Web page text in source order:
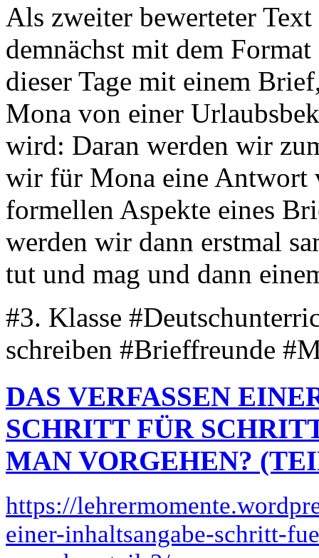
Als zweiter bewerteter
demnächst mit dem
dieser Tage mit einem
Mona von einer
wird: Daran werden wir
wir für Mona eine Antwort
formellen Aspekte eines
werden wir dann erstmal
tut und mag und dann
#3. Klasse
schreiben #Brieffreunde
DAS VERFASSEN
SCHRITT FÜR
MAN VORGEHEN?
https://
einer-inhaltsangabe-schritt-